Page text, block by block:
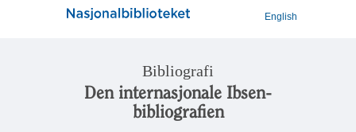
English
Bibliografi
Den internasjonale Ibsen-
bibliografien